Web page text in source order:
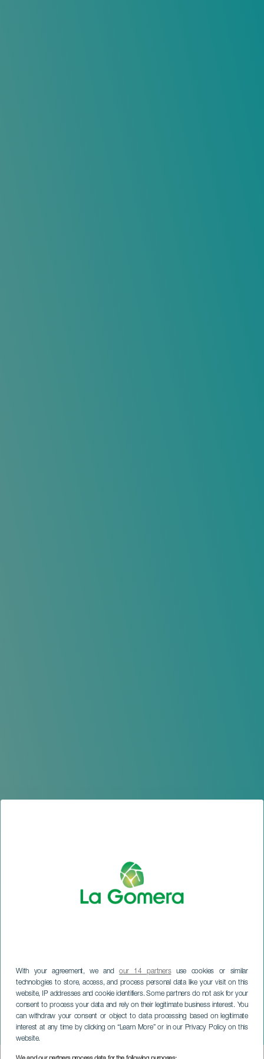
With your agreement, we andour 14 partnersuse cookies or similar
technologies to store, access, and process personal data like your visit on this
website, IP addresses and cookie identifiers. Some partners do not ask for your
consent to process your data and rely on their legitimate business interest. You
can withdraw your consent or object to data processing based on legitimate
interest at any time by clicking on “Learn More” or in our Privacy Policy on this
website.Portrait 31415
LA GOMERA